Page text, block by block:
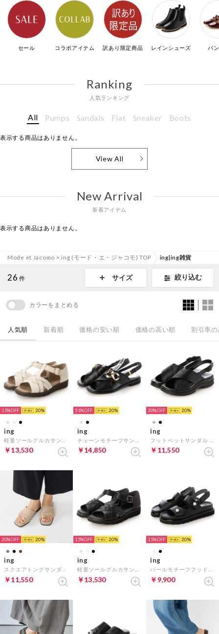
セール コラボアイテム 訳あり限定商品 レインシューズ パ
Ranking
人気ランキング
All Pumps Sandals Flat Sneaker Boots
表示する商品はありません。
View All
New Arrival
新着アイテム
表示する商品はありません。
Mode et Jacomo × ing (モード・エ・ジャコモ) TOP ing|ing雑貨
26 件 サイズ 絞り込む
カラーをまとめる
人気順 新着順 価格の安い順 価格の高い順 割引率
15% 20
ing
￥13,530
31% 20
ing
￥14,850
30% 20
ing
￥11,550
30% 20
ing
￥11,550
15% 20
ing
￥13,530
15% 20
ing
￥9,900